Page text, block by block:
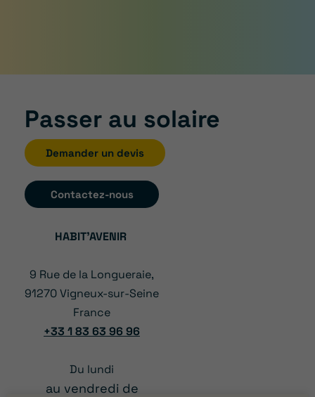
Passer au solaire
Demander un devis
Contactez-nous
HABIT’AVENIR
9 Rue de la Longueraie,
91270 Vigneux-sur-Seine
France
+33 1 83 63 96 96
Du lundi
au vendredi de